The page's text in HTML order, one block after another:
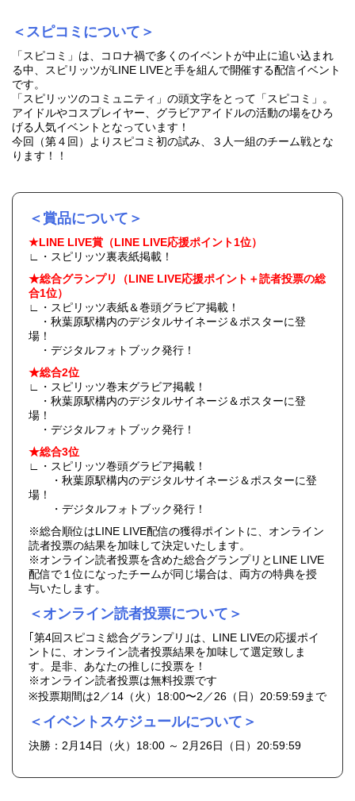
＜スピコミについて＞
「スピコミ」は、コロナ禍で多くのイベントが中止に追い込まれ
る中、スピリッツがLINE LIVEと手を組んで開催する配信イベント
です。
「スピリッツのコミュニティ」の頭文字をとって「スピコミ」。
アイドルやコスプレイヤー、グラビアアイドルの活動の場をひろ
げる人気イベントとなっています！
今回（第４回）よりスピコミ初の試み、３人一組のチーム戦とな
ります！！
＜賞品について＞
★LINE LIVE賞（LINE LIVE応援ポイント1位）
∟・スピリッツ裏表紙掲載！
★総合グランプリ（LINE LIVE応援ポイント＋読者投票の総
合1位）
∟・スピリッツ表紙＆巻頭グラビア掲載！
・秋葉原駅構内のデジタルサイネージ＆ポスターに登
場！
・デジタルフォトブック発行！
★総合2位
∟・スピリッツ巻末グラビア掲載！
・秋葉原駅構内のデジタルサイネージ＆ポスターに登
場！
・デジタルフォトブック発行！
★総合3位
∟・スピリッツ巻頭グラビア掲載！
・秋葉原駅構内のデジタルサイネージ＆ポスターに登
場！
・デジタルフォトブック発行！
※総合順位はLINE LIVE配信の獲得ポイントに、オンライン
読者投票の結果を加味して決定いたします。
※オンライン読者投票を含めた総合グランプリとLINE LIVE
配信で１位になったチームが同じ場合は、両方の特典を授
与いたします。
＜オンライン読者投票について＞
｢第4回スピコミ総合グランプリ｣は、LINE LIVEの応援ポイ
ントに、オンライン読者投票結果を加味して選定致しま
す。是非、あなたの推しに投票を！
※オンライン読者投票は無料投票です
※投票期間は2／14（火）18:00〜2／26（日）20:59:59まで
＜イベントスケジュールについて＞
決勝：2月14日（火）18:00 ～ 2月26日（日）20:59:59